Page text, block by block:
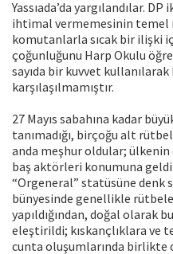
Yassıada’da yargılandılar.
ihtimal vermemesinin temel
komutanlarla sıcak bir ilişki
çoğunluğunu Harp Okulu
sayıda bir kuvvet
karşılaşılmamıştır.
27 Mayıs sabahına kadar
tanımadığı, birçoğu alt
anda meşhur oldular;
baş aktörleri konumuna
“Orgeneral” statüsüne denk
bünyesinde genellikle
yapıldığından, doğal olarak
eleştirildi; kıskançlıklara ve
cunta oluşumlarında